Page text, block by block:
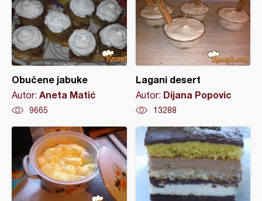
Obučene jabuke
Autor: Aneta Matić
9665
Lagani desert
Autor: Dijana Popovic
13288